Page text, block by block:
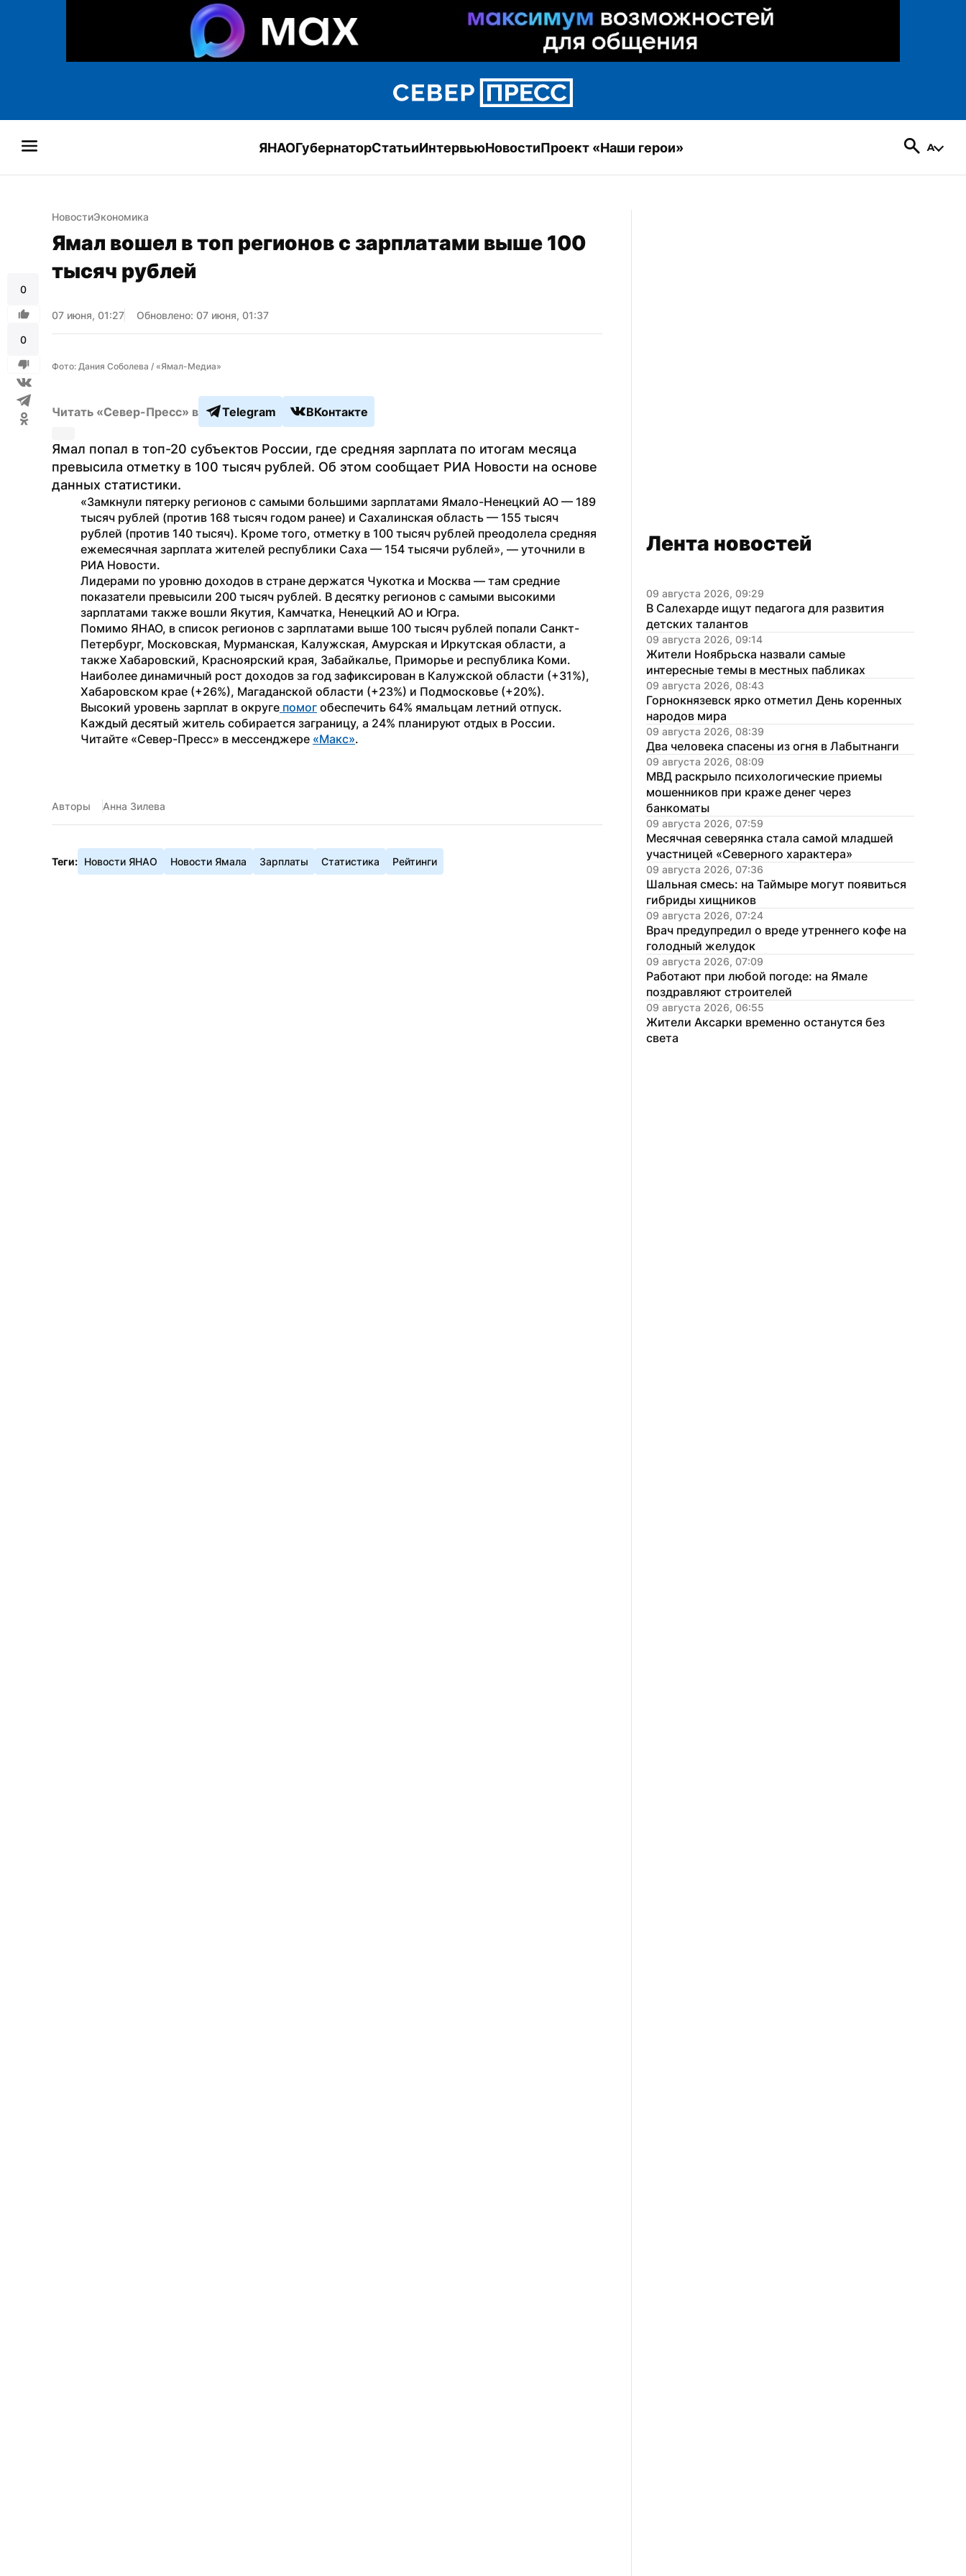
ЯНАОГубернаторСтатьиИнтервьюНовостиПроект «Наши герои»
0
0
НовостиЭкономика
Ямал вошел в топ регионов с зарплатами выше 100
тысяч рублей
07 июня, 01:27 Обновлено: 07 июня, 01:37
Фото: Дания Соболева / «Ямал-Медиа»
Читать «Север-Пресс» в Telegram ВКонтакте
Ямал попал в топ-20 субъектов России, где средняя зарплата по итогам месяца
превысила отметку в 100 тысяч рублей. Об этом сообщает РИА Новости на основе
данных статистики.
«Замкнули пятерку регионов с самыми большими зарплатами Ямало-Ненецкий АО — 189
тысяч рублей (против 168 тысяч годом ранее) и Сахалинская область — 155 тысяч
рублей (против 140 тысяч). Кроме того, отметку в 100 тысяч рублей преодолела средняя
ежемесячная зарплата жителей республики Саха — 154 тысячи рублей», — уточнили в
РИА Новости.
Лидерами по уровню доходов в стране держатся Чукотка и Москва — там средние
показатели превысили 200 тысяч рублей. В десятку регионов с самыми высокими
зарплатами также вошли Якутия, Камчатка, Ненецкий АО и Югра.
Помимо ЯНАО, в список регионов с зарплатами выше 100 тысяч рублей попали Санкт-
Петербург, Московская, Мурманская, Калужская, Амурская и Иркутская области, а
также Хабаровский, Красноярский края, Забайкалье, Приморье и республика Коми.
Наиболее динамичный рост доходов за год зафиксирован в Калужской области (+31%),
Хабаровском крае (+26%), Магаданской области (+23%) и Подмосковье (+20%).
Высокий уровень зарплат в округе помог обеспечить 64% ямальцам летний отпуск.
Каждый десятый житель собирается заграницу, а 24% планируют отдых в России.
Читайте «Север-Пресс» в мессенджере «Макс».
Авторы Анна Зилева
Теги: Новости ЯНАО Новости Ямала Зарплаты Статистика Рейтинги
Лента новостей
09 августа 2026, 09:29
В Салехарде ищут педагога для развития
детских талантов
09 августа 2026, 09:14
Жители Ноябрьска назвали самые
интересные темы в местных пабликах
09 августа 2026, 08:43
Горнокнязевск ярко отметил День коренных
народов мира
09 августа 2026, 08:39
Два человека спасены из огня в Лабытнанги
09 августа 2026, 08:09
МВД раскрыло психологические приемы
мошенников при краже денег через
банкоматы
09 августа 2026, 07:59
Месячная северянка стала самой младшей
участницей «Северного характера»
09 августа 2026, 07:36
Шальная смесь: на Таймыре могут появиться
гибриды хищников
09 августа 2026, 07:24
Врач предупредил о вреде утреннего кофе на
голодный желудок
09 августа 2026, 07:09
Работают при любой погоде: на Ямале
поздравляют строителей
09 августа 2026, 06:55
Жители Аксарки временно останутся без
света